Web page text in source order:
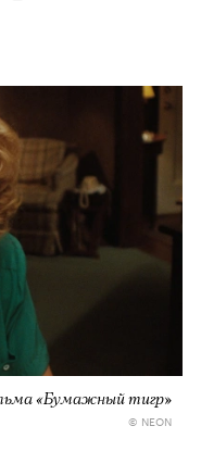
«Бумажный тигр»
© NEON